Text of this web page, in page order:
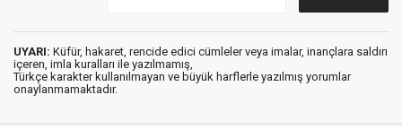
UYARI: Küfür, hakaret, rencide edici cümleler veya imalar, inançlara saldırı
içeren, imla kuralları ile yazılmamış,
Türkçe karakter kullanılmayan ve büyük harflerle yazılmış yorumlar
onaylanmamaktadır.